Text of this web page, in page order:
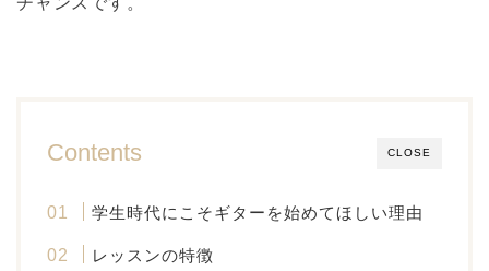
CLOSE
Contents
学生時代にこそギターを始めてほしい理由
レッスンの特徴